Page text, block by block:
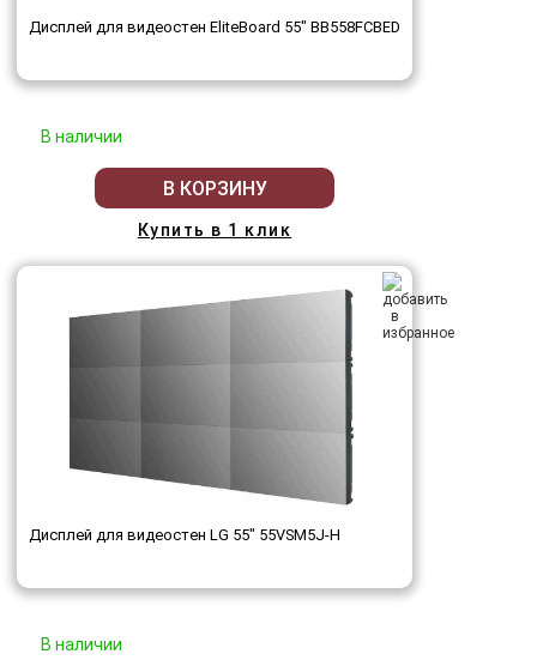
Дисплей для видеостен EliteBoard 55" BB558FCBED
В наличии
В КОРЗИНУ
Купить в 1 клик
Дисплей для видеостен LG 55" 55VSM5J-H
В наличии